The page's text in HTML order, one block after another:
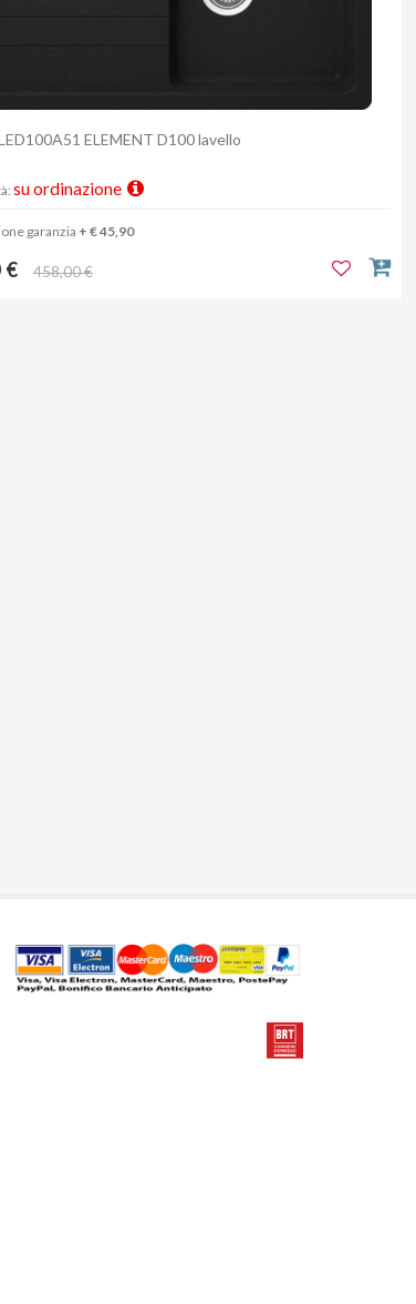
ELEMENT D100 lavello
su ordinazione
garanzia + € 45,90
€ 458,00 €